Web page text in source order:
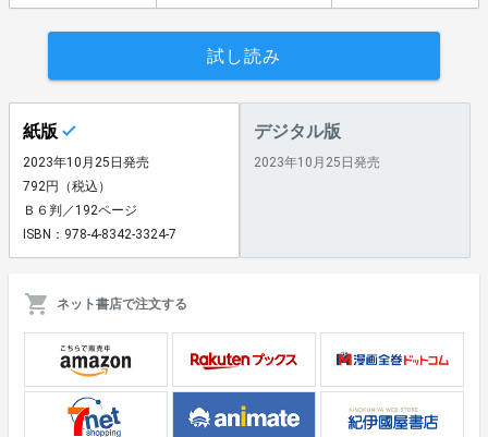
試し読み
紙版
2023年10月25日発売
792円（税込）
Ｂ６判／192ページ
ISBN：978-4-8342-3324-7
デジタル版
2023年10月25日発売
ネット書店で注文する